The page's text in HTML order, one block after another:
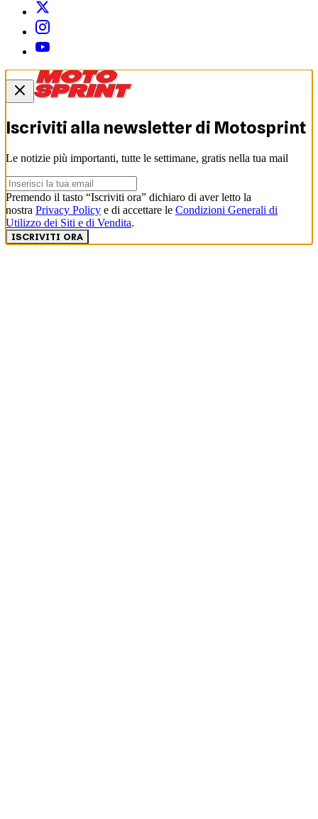
Iscriviti alla newsletter di Motosprint
Le notizie più importanti, tutte le settimane, gratis nella tua mail
Premendo il tasto “Iscriviti ora” dichiaro di aver letto la
nostra Privacy Policy e di accettare le Condizioni Generali di
Utilizzo dei Siti e di Vendita.
ISCRIVITI ORA